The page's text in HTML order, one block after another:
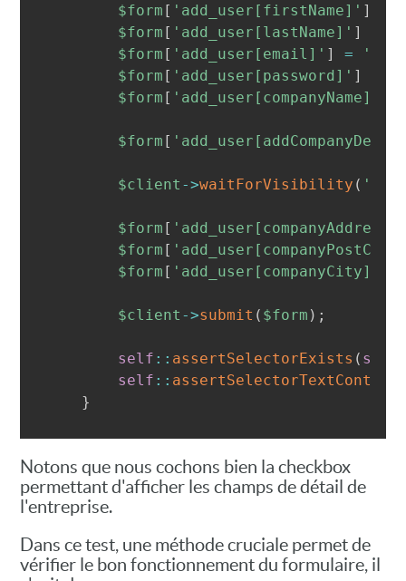
$form [ 'add_user[firstName]' ]
$form [ 'add_user[lastName]' ]
$form [ 'add_user[email]' ] =
$form [ 'add_user[password]' ]
$form [ 'add_user[companyName]'
$form [
$client ->waitForVisibility (
$form [
$form [
$form [ 'add_user[companyCity]'
$client ->submit ( $form ) ;
self :: assertSelectorExists ( self
self ::
}
Notons que nous cochons bien la checkbox
permettant d'afficher les champs de détail de
l'entreprise.
Dans ce test, une méthode cruciale permet de
vérifier le bon fonctionnement du formulaire, il